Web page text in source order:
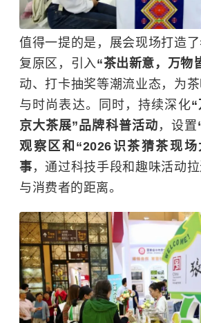
值得一提的是，展会现场打造
复原区，引入“茶出新意，万物
动、打卡抽奖等潮流业态，为
与时尚表达。同时，持续深化
京大茶展”品牌科普活动 ，设置
观察区和“2026识茶猜茶现
事 ，通过科技手段和趣味活动
与消费者的距离。